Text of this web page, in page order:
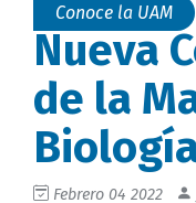
Conoce la UAM
Nueva
de la
Febrero 04 2022